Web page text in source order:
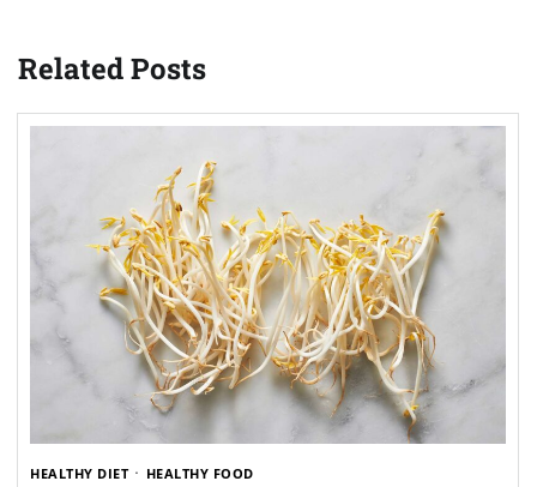
Related Posts
HEALTHY DIET HEALTHY FOOD